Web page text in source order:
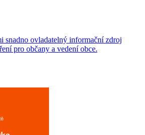
snadno ovladatelný informační zdroj
pro občany a vedení obce.